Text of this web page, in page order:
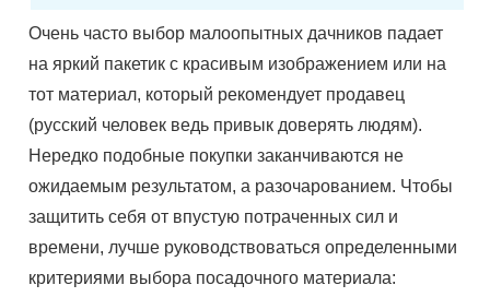
Очень часто выбор малоопытных дачников падает
на яркий пакетик с красивым изображением или на
тот материал, который рекомендует продавец
(русский человек ведь привык доверять людям).
Нередко подобные покупки заканчиваются не
ожидаемым результатом, а разочарованием. Чтобы
защитить себя от впустую потраченных сил и
времени, лучше руководствоваться определенными
критериями выбора посадочного материала: